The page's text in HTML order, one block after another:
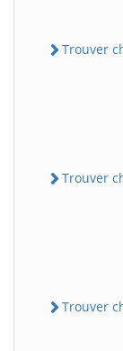
Trouver
Trouver
Trouver